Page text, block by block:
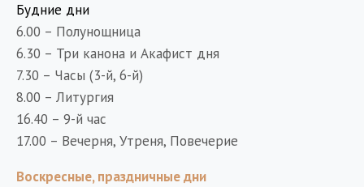
Будние дни
6.00 – Полунощница
6.30 – Три канона и Акафист дня
7.30 – Часы (3-й, 6-й)
8.00 – Литургия
16.40 – 9-й час
17.00 – Вечерня, Утреня, Повечерие
Воскресные, праздничные дни